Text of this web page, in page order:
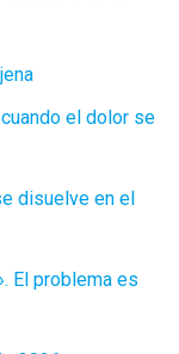
el dolor se
disuelve en el
El problema es